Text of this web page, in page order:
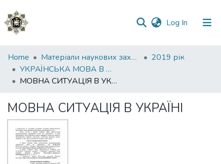
Log In (current)
Communities
&
Collections
Statistics
Home Матеріали наукових заходів
2019 рік
УКРАЇНСЬКА МОВА В ЮРИСПРУДЕНЦІЇ: СТАН, ПРОБЛЕМИ, ПЕРСПЕКТИВИ Частина 2
МОВНА СИТУАЦІЯ В УКРАЇНІ
МОВНА СИТУАЦІЯ В УКРАЇНІ